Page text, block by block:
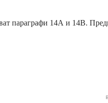
параграфи 14А и 14В.